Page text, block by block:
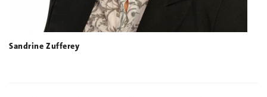
Sandrine Zufferey